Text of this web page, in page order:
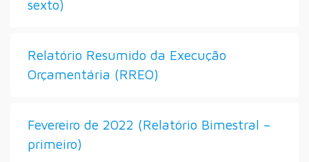
sexto)
Relatório Resumido da Execução
Orçamentária (RREO)
Fevereiro de 2022 (Relatório Bimestral –
primeiro)